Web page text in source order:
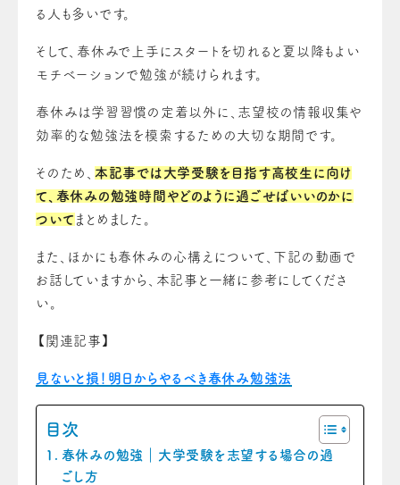
る人も多いです。
そして、春休みで上手にスタートを切れると夏以降もよい
モチベーションで勉強が続けられます。
春休みは学習習慣の定着以外に、志望校の情報収集や
効率的な勉強法を模索するための大切な期間です。
そのため、 本記事では大学受験を目指す高校生に向け
て、春休みの勉強時間やどのように過ごせばいいのかに
ついて まとめました。
また、ほかにも春休みの心構えについて、下記の動画で
お話していますから、本記事と一緒に参考にしてくださ
い。
【関連記事】
見ないと損！明日からやるべき春休み勉強法
目次
春休みの勉強｜大学受験を志望する場合の過
ごし方